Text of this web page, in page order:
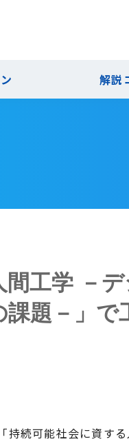
解説
工学 －
題－」で
続可能社会に資す